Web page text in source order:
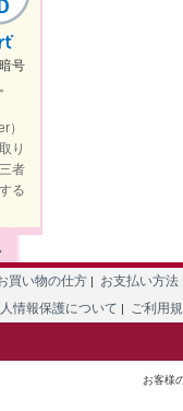
号
り
者
る
買い物の仕方 | お支払い方法
情報保護について | ご利用
お客様